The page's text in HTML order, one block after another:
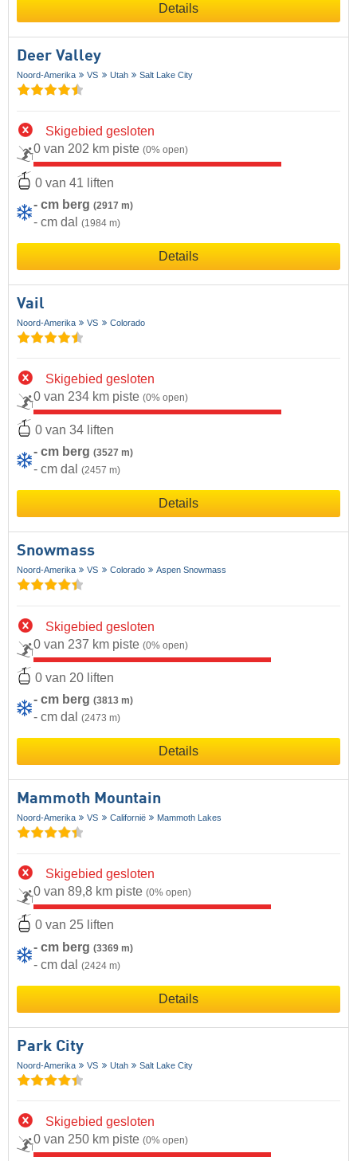
Details
Deer Valley
Noord-Amerika VS Utah Salt Lake City
Skigebied gesloten
0 van 202 km piste (0% open)
0 van 41 liften
- cm berg (2917 m)
- cm dal (1984 m)
Details
Vail
Noord-Amerika VS Colorado
Skigebied gesloten
0 van 234 km piste (0% open)
0 van 34 liften
- cm berg (3527 m)
- cm dal (2457 m)
Details
Snowmass
Noord-Amerika VS Colorado Aspen Snowmass
Skigebied gesloten
0 van 237 km piste (0% open)
0 van 20 liften
- cm berg (3813 m)
- cm dal (2473 m)
Details
Mammoth Mountain
Noord-Amerika VS Californië Mammoth Lakes
Skigebied gesloten
0 van 89,8 km piste (0% open)
0 van 25 liften
- cm berg (3369 m)
- cm dal (2424 m)
Details
Park City
Noord-Amerika VS Utah Salt Lake City
Skigebied gesloten
0 van 250 km piste (0% open)